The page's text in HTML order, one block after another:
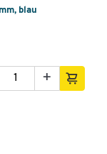
blau
+